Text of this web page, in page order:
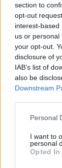
section to
opt-out
interest-based
us or
your opt-out.
disclosure of
IAB’s list of
also be
Downstream
Personal
I want to
personal
Opted In